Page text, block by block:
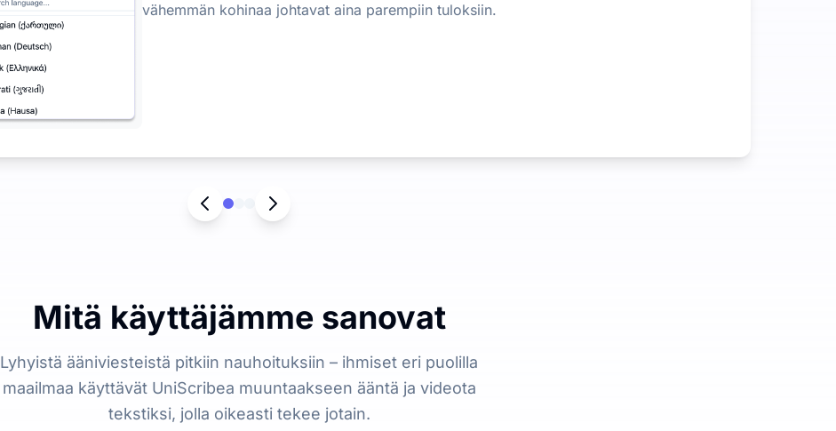
vähemmän kohinaa johtavat aina parempiin tuloksiin.
Mitä käyttäjämme sanovat
Lyhyistä ääniviesteistä pitkiin nauhoituksiin – ihmiset eri puolilla
maailmaa käyttävät UniScribea muuntaakseen ääntä ja videota
tekstiksi, jolla oikeasti tekee jotain.